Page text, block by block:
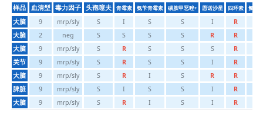
样品 血清型 毒力因子 头孢噻夫 青霉素 氨苄青霉素
磺胺甲恶唑+
甲氧苄啶
恩诺沙星 四环素 氟苯
样品 血清型 毒力因子 头孢噻夫 青霉素 氨苄青霉素
磺胺甲恶唑+
甲氧苄啶
恩诺沙星 四环素
大脑 9 mrp/sly S I S S I R
大脑
2 neg S S S S R R
大脑
9 mrp/sly S R S S S R
关节
9 mrp/sly S R S S I R
大脑
9 mrp/sly S R I S R R
脾脏
9 mrp/sly S I S S I R
大脑
9 mrp/sly S R I S I R